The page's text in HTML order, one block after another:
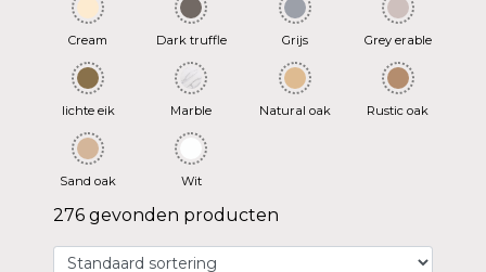
Cream Dark truffle Grijs Grey erable
lichte eik Marble Natural oak Rustic oak
Sand oak Wit
276 gevonden producten